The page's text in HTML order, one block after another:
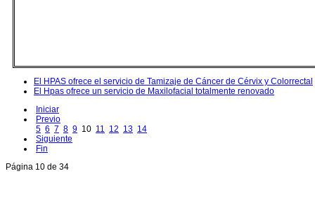
El HPAS ofrece el servicio de Tamizaje de Cáncer de Cérvix y Colorrectal
El Hpas ofrece un servicio de Maxilofacial totalmente renovado
Iniciar
Previo
5 6 7 8 9 10 11 12 13 14
Siguiente
Fin
Página 10 de 34